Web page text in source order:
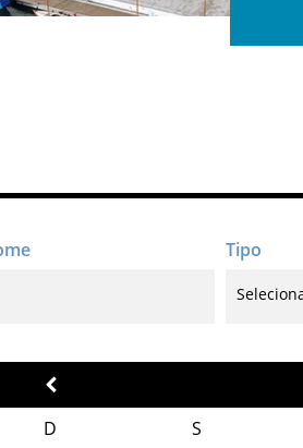
D S